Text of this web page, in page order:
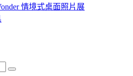
情境式桌面照片展
Search